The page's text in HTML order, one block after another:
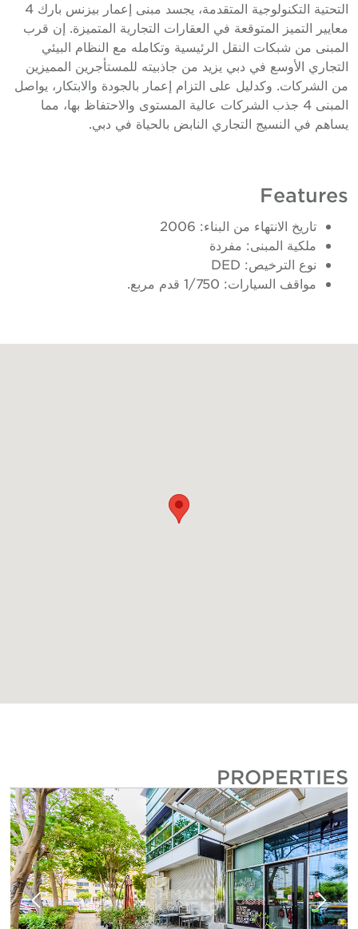
التحتية التكنولوجية المتقدمة، يجسد مبنى إعمار بيزنس بارك 4
معايير التميز المتوقعة في العقارات التجارية المتميزة. إن قرب
المبنى من شبكات النقل الرئيسية وتكامله مع النظام البيئي
التجاري الأوسع في دبي يزيد من جاذبيته للمستأجرين المميزين
من الشركات. وكدليل على التزام إعمار بالجودة والابتكار، يواصل
المبنى 4 جذب الشركات عالية المستوى والاحتفاظ بها، مما
يساهم في النسيج التجاري النابض بالحياة في دبي.
Features
تاريخ الانتهاء من البناء: 2006
ملكية المبنى: مفردة
نوع الترخيص: DED
مواقف السيارات: 1/750 قدم مربع.
PROPERTIES